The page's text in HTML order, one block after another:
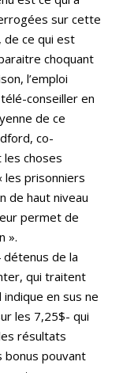
sur cette
de ce qui est
choquant
l’emploi
conseiller en
de ce
co-
choses
les prisonniers
de haut niveau
permet de
».
de la
qui traitent
en sus ne
les 7,25$- qui
résultats
bonus pouvant